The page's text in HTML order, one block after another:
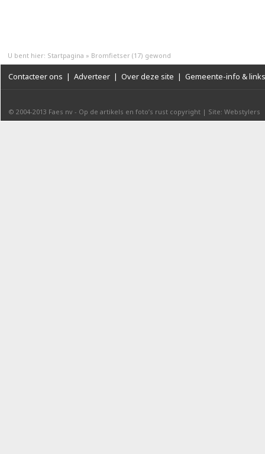
U bent hier: Startpagina » Bromfietser (17) gewond
Contacteer ons | Adverteer | Over deze site | Gemeente-info & links
© 2004-2013 Faes nv - Op de artikels en foto’s rust copyright | Site: Webstylers